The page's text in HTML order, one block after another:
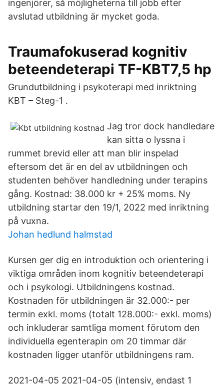
ingenjörer, så möjligheterna till jobb efter
avslutad utbildning är mycket goda.
Traumafokuserad kognitiv
beteendeterapi TF-KBT7,5 hp
Grundutbildning i psykoterapi med inriktning
KBT – Steg-1 .
Jag tror dock handledare
kan sitta o lyssna i
rummet brevid eller att man blir inspelad
eftersom det är en del av utbildningen och
studenten behöver handledning under terapins
gång. Kostnad: 38.000 kr + 25% moms. Ny
utbildning startar den 19/1, 2022 med inriktning
på vuxna.
Johan hedlund halmstad
Kursen ger dig en introduktion och orientering i
viktiga områden inom kognitiv beteendeterapi
och i psykologi. Utbildningens kostnad.
Kostnaden för utbildningen är 32.000:- per
termin exkl. moms (totalt 128.000:- exkl. moms)
och inkluderar samtliga moment förutom den
individuella egenterapin om 20 timmar där
kostnaden ligger utanför utbildningens ram.
2021-04-05 2021-04-05 (intensiv, endast 1